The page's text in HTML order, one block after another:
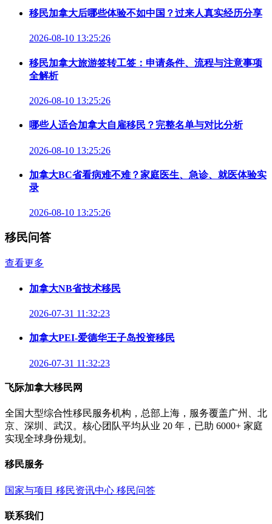
移民加拿大后哪些体验不如中国？过来人真实经历分享
2026-08-10 13:25:26
移民加拿大旅游签转工签：申请条件、流程与注意事项
全解析
2026-08-10 13:25:26
哪些人适合加拿大自雇移民？完整名单与对比分析
2026-08-10 13:25:26
加拿大BC省看病难不难？家庭医生、急诊、就医体验实
录
2026-08-10 13:25:26
移民问答
查看更多
加拿大NB省技术移民
2026-07-31 11:32:23
加拿大PEI-爱德华王子岛投资移民
2026-07-31 11:32:23
飞际加拿大移民网
全国大型综合性移民服务机构，总部上海，服务覆盖广州、北
京、深圳、武汉。核心团队平均从业 20 年，已助 6000+ 家庭
实现全球身份规划。
移民服务
国家与项目 移民资讯中心 移民问答
联系我们